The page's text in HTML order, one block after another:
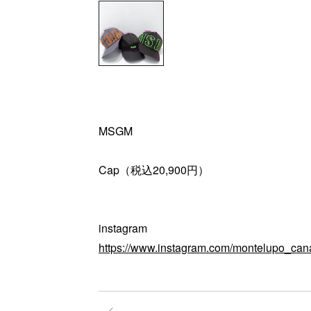
MSGM
Cap（税込20,900円）
instagram
https://www.instagram.com/